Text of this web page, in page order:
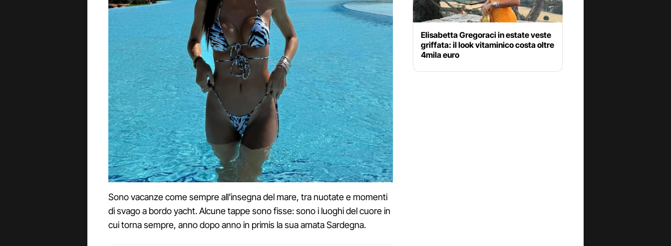
Sono vacanze come sempre all'insegna del mare, tra nuotate e momenti
di svago a bordo yacht. Alcune tappe sono fisse: sono i luoghi del cuore in
cui torna sempre, anno dopo anno in primis la sua amata Sardegna.
Elisabetta Gregoraci in estate veste
griffata: il look vitaminico costa oltre
4mila euro